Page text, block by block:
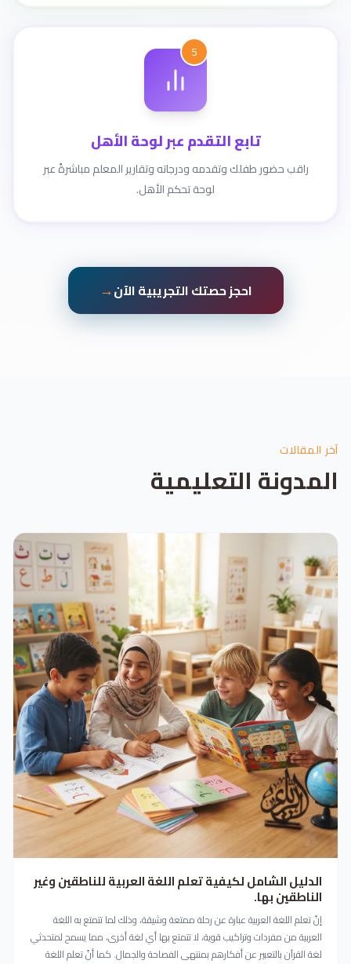
5
تابع التقدم عبر لوحة الأهل
راقب حضور طفلك وتقدمه ودرجاته وتقارير المعلم مباشرةً عبر
لوحة تحكم الأهل.
احجز حصتك التجريبية الآن→
آخر المقالات
المدونة التعليمية
الدليل الشامل لكيفية تعلم اللغة العربية للناطقين وغير
الناطقين بها.
إنّ تعلم اللغة العربية عبارة عن رحلة ممتعة وشيقة، وذلك لما تتمتع به اللغة
العربية من مفردات وتراكيب قوية، لا تتمتع بها أي لغة أخرى، مما يسمح لمتحدثي
لغة القرآن بالتعبير عن أفكارهم بمنتهى الفصاحة والجمال. كما أنّ تعلم اللغة